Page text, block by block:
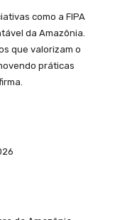
como a FIPA
da Amazônia.
que valorizam o
práticas